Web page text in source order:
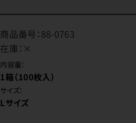
商品番号：88-0763
在庫： ×
内容量：
1箱（100枚入）
サイズ：
Lサイズ